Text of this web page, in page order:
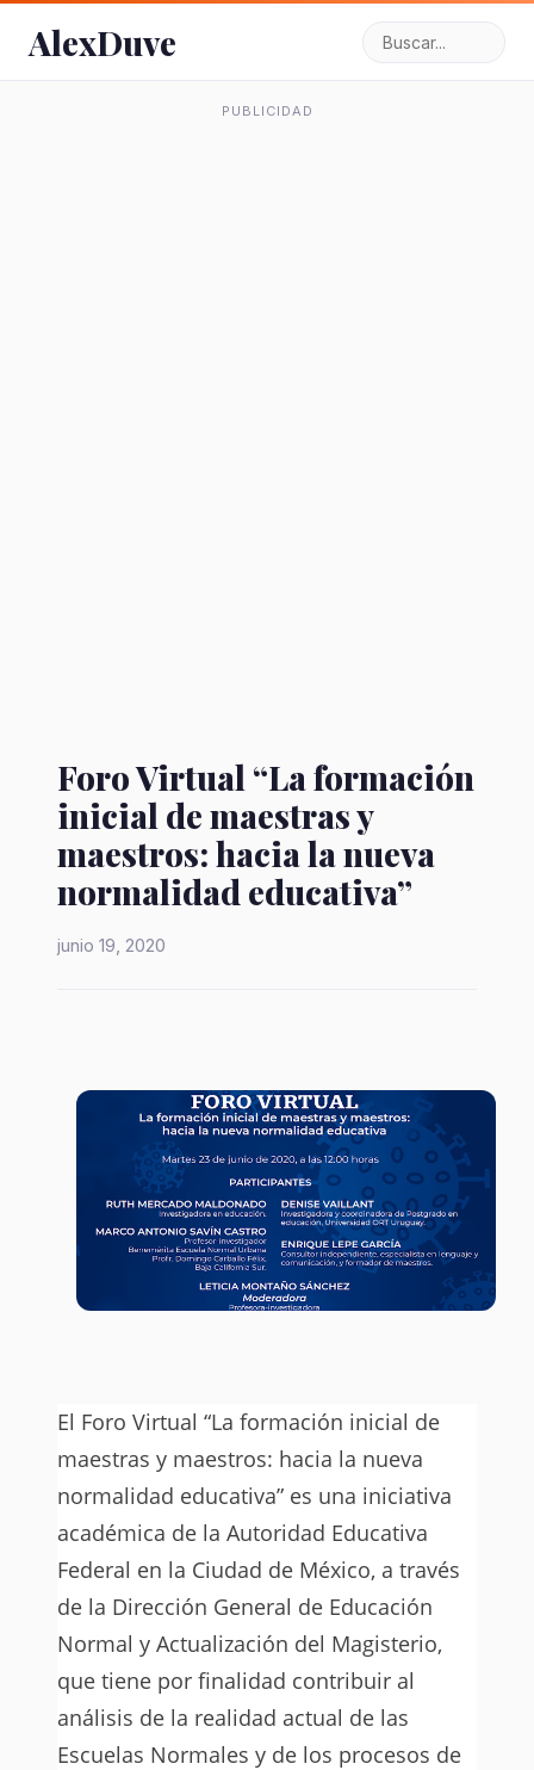
AlexDuve
PUBLICIDAD
Foro Virtual “La formación
inicial de maestras y
maestros: hacia la nueva
normalidad educativa”
junio 19, 2020
El Foro Virtual “La formación inicial de
maestras y maestros: hacia la nueva
normalidad educativa” es una iniciativa
académica de la Autoridad Educativa
Federal en la Ciudad de México, a través
de la Dirección General de Educación
Normal y Actualización del Magisterio,
que tiene por finalidad contribuir al
análisis de la realidad actual de las
Escuelas Normales y de los procesos de